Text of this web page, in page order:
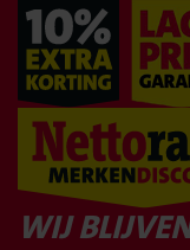
WIJ